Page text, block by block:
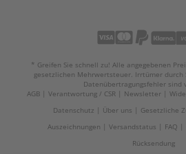
* Greifen Sie schnell zu! Alle angegebenen
gesetzlichen Mehrwertsteuer. Irrtümer durch
Datenübertragungsfehler sind
AGB
Verantwortung / CSR Newsletter
Datenschutz
Über uns
Gesetzliche
Auszeichnungen
Versandstatus FAQ
Rücksendung